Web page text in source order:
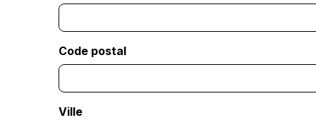
Code postal
Ville